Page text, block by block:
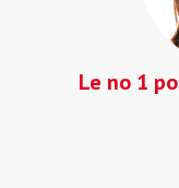
Le no 1